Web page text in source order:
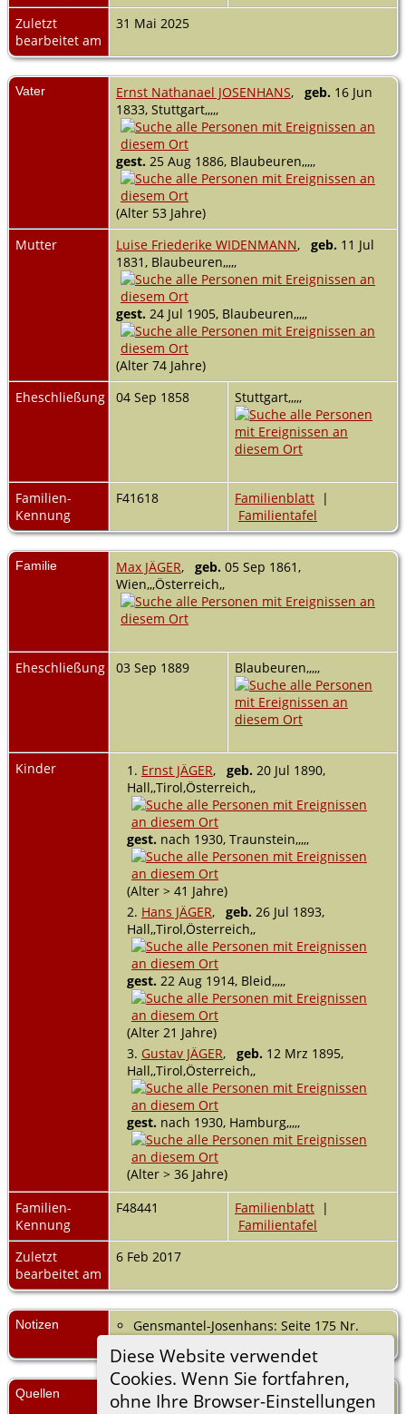
Diese Website verwendet
Cookies. Wenn Sie fortfahren,
ohne Ihre Browser-Einstellungen
Zuletzt
bearbeitet am
31 Mai 2025
Vater Ernst Nathanael JOSENHANS, geb. 16 Jun
1833, Stuttgart,,,,,
gest. 25 Aug 1886, Blaubeuren,,,,,
(Alter 53 Jahre)
Mutter
Luise Friederike WIDENMANN, geb. 11 Jul
1831, Blaubeuren,,,,,
gest. 24 Jul 1905, Blaubeuren,,,,,
(Alter 74 Jahre)
Eheschließung
04 Sep 1858 Stuttgart,,,,,
Familien-
Kennung
F41618 Familienblatt |
Familientafel
Familie Max JÄGER, geb. 05 Sep 1861,
Wien,,,Österreich,,
Eheschließung 03 Sep 1889 Blaubeuren,,,,,
Kinder 1. Ernst JÄGER, geb. 20 Jul 1890,
Hall,,Tirol,Österreich,,
gest. nach 1930, Traunstein,,,,,
(Alter > 41 Jahre)
2. Hans JÄGER, geb. 26 Jul 1893,
Hall,,Tirol,Österreich,,
gest. 22 Aug 1914, Bleid,,,,,
(Alter 21 Jahre)
3. Gustav JÄGER, geb. 12 Mrz 1895,
Hall,,Tirol,Österreich,,
gest. nach 1930, Hamburg,,,,,
(Alter > 36 Jahre)
Familien-
Kennung
F48441 Familienblatt |
Familientafel
Zuletzt
bearbeitet am
6 Feb 2017
Notizen
Gensmantel-Josenhans: Seite 175 Nr.
Quellen S25
] Peter-Alfred Gensmantel,